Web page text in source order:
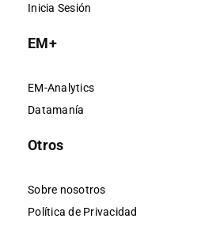
Inicia Sesión
EM+
EM-Analytics
Datamanía
Otros
Sobre nosotros
Política de Privacidad